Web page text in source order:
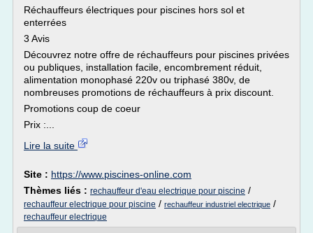
Réchauffeurs électriques pour piscines hors sol et
enterrées
3 Avis
Découvrez notre offre de réchauffeurs pour piscines privées
ou publiques, installation facile, encombrement réduit,
alimentation monophasé 220v ou triphasé 380v, de
nombreuses promotions de réchauffeurs à prix discount.
Promotions coup de coeur
Prix :...
Lire la suite
Site : https://www.piscines-online.com
Thèmes liés : rechauffeur d'eau electrique pour piscine /
rechauffeur electrique pour piscine / rechauffeur industriel electrique /
rechauffeur electrique